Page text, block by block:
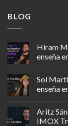
BLOG
Hiram
enseña
Sol
enseña
Aritz
IMOX